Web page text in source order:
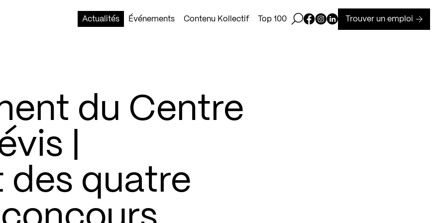
Actualités
Événements Contenu Kollectif Top 100 Ouvrir la barre de recherche
Page Facebook de Kollectif
Page Instagram de Kollectif
Page Linkedin de Kollectif
Trouver un emploi
du Centre
|
des quatre